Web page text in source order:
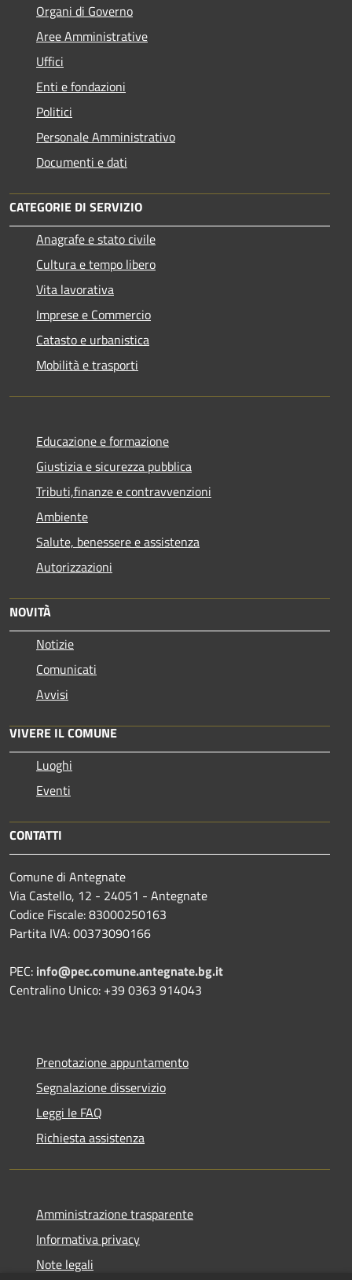
Organi di Governo
Aree Amministrative
Uffici
Enti e fondazioni
Politici
Personale Amministrativo
Documenti e dati
CATEGORIE DI SERVIZIO
Anagrafe e stato civile
Cultura e tempo libero
Vita lavorativa
Imprese e Commercio
Catasto e urbanistica
Mobilità e trasporti
Educazione e formazione
Giustizia e sicurezza pubblica
Tributi,finanze e contravvenzioni
Ambiente
Salute, benessere e assistenza
Autorizzazioni
NOVITÀ
Notizie
Comunicati
Avvisi
VIVERE IL COMUNE
Luoghi
Eventi
CONTATTI
Comune di Antegnate
Via Castello, 12 - 24051 - Antegnate
Codice Fiscale: 83000250163
Partita IVA: 00373090166
PEC: info@pec.comune.antegnate.bg.it
Centralino Unico: +39 0363 914043
Prenotazione appuntamento
Segnalazione disservizio
Leggi le FAQ
Richiesta assistenza
Amministrazione trasparente
Informativa privacy
Note legali